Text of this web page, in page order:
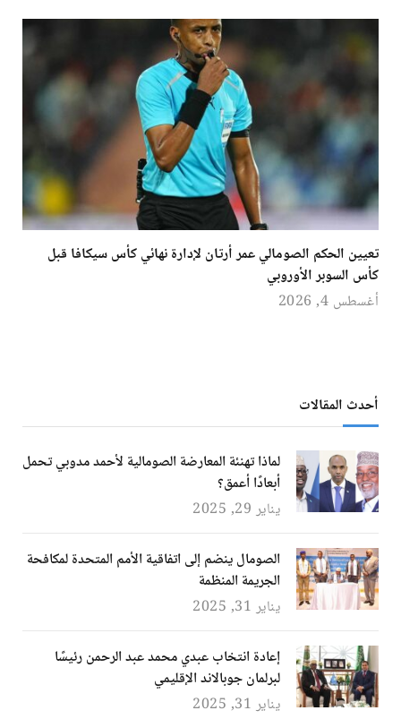
تعيين الحكم الصومالي عمر أرتان لإدارة نهائي كأس سيكافا قبل
كأس السوبر الأوروبي
أغسطس 4, 2026
أحدث المقالات
لماذا تهنئة المعارضة الصومالية لأحمد مدوبي تحمل
أبعادًا أعمق؟
يناير 29, 2025
الصومال ينضم إلى اتفاقية الأمم المتحدة لمكافحة
الجريمة المنظمة
يناير 31, 2025
إعادة انتخاب عبدي محمد عبد الرحمن رئيسًا
لبرلمان جوبالاند الإقليمي
يناير 31, 2025